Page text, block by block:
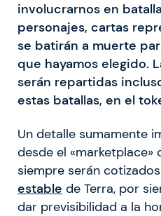
involucrarnos en
personajes, cartas
se batirán a muerte
que hayamos elegido.
serán repartidas
estas batallas, en el
Un detalle sumamente
desde el «marketplace»
siempre serán cotizados
estable de Terra, por
dar previsibilidad a la